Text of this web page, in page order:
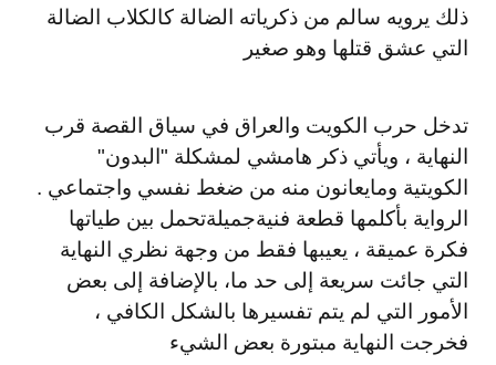
ذلك يرويه سالم من ذكرياته الضالة كالكلاب الضالة
التي عشق قتلها وهو صغير
تدخل حرب الكويت والعراق في سياق القصة قرب
النهاية ، ويأتي ذكر هامشي لمشكلة "البدون"
الكويتية ومايعانون منه من ضغط نفسي واجتماعي .
الرواية بأكلمها قطعة فنيةجميلةتحمل بين طياتها
فكرة عميقة ، يعيبها فقط من وجهة نظري النهاية
التي جائت سريعة إلى حد ما، بالإضافة إلى بعض
الأمور التي لم يتم تفسيرها بالشكل الكافي ،
فخرجت النهاية مبتورة بعض الشيء